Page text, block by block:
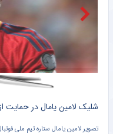
خبرانلاین اشکال فوتبال ما در
پیاتزا انتخاب بزرگ را
شلیک لامین یامال در حمایت
تصویر لامین یامال ستاره تیم ملی